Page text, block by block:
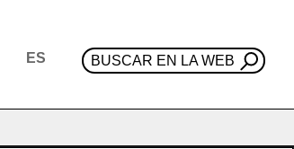
ES BUSCAR EN LA WEB